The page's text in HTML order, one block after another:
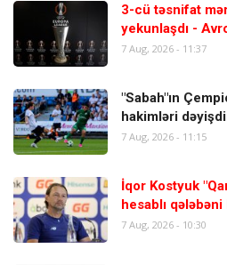
3-cü təsnifat
yekunlaşdı -
7 Aug, 2026 - 11:37
"Sabah"ın
hakimləri
7 Aug, 2026 - 11:15
İqor Kostyuk
hesablı
7 Aug, 2026 - 10:30